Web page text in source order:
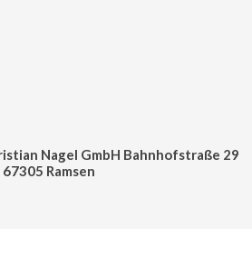
Nagel GmbH Bahnhofstraße 29
67305 Ramsen